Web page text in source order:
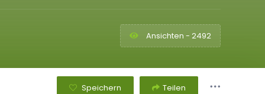
Ansichten - 2492
Speichern Teilen